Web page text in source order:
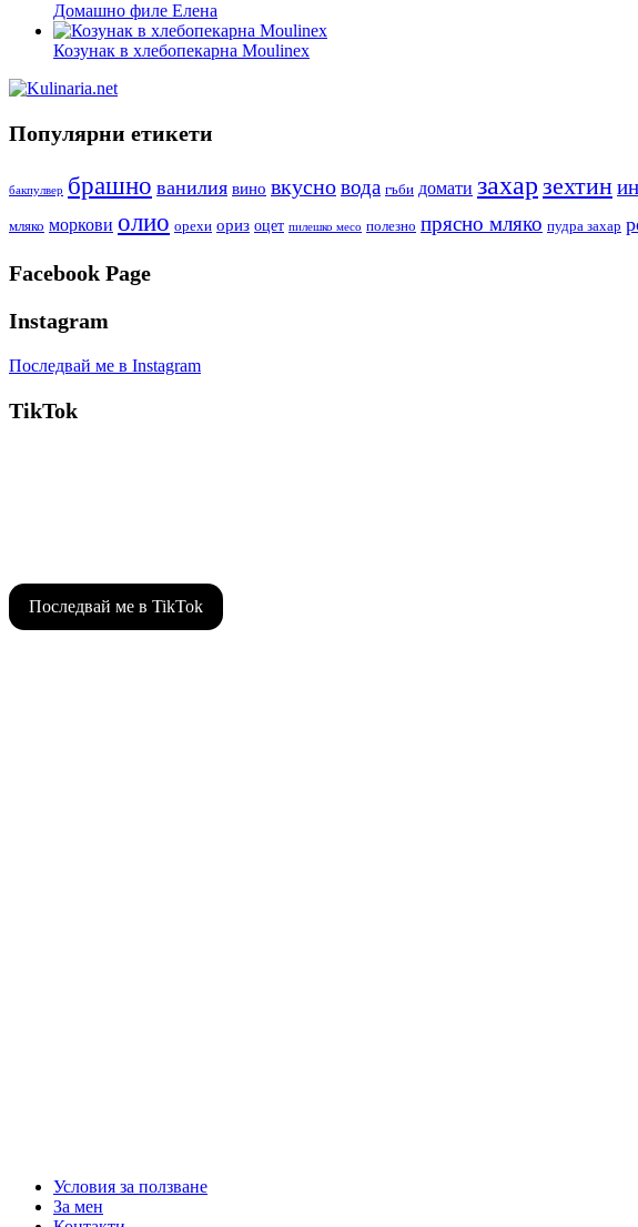
Домашно филе Елена
Козунак в хлебопекарна Moulinex
Популярни етикети
бакпулвер брашно ванилия вино вкусновода гъби домати захар зехтин
мляко моркови олио орехи ориз оцет пилешко месо полезно прясно мляко пудра захар
Facebook Page
Instagram
Последвай ме в Instagram
TikTok
Последвай ме в TikTok
Условия за ползване
За мен